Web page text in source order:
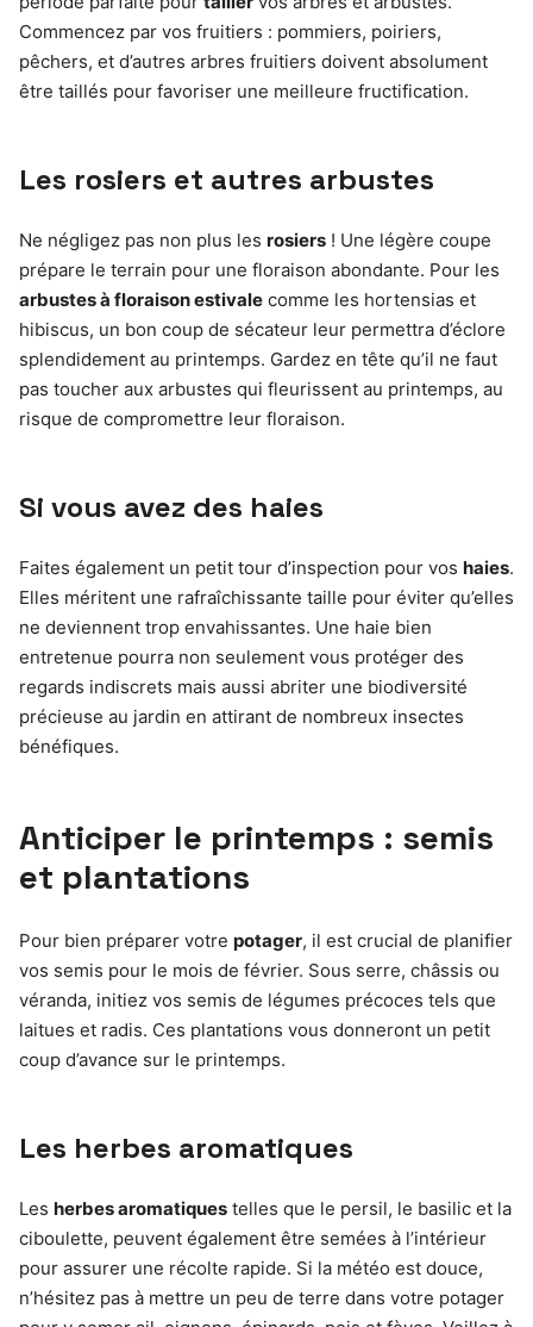
Commencez par vos fruitiers : pommiers, poiriers,
pêchers, et d’autres arbres fruitiers doivent absolument
être taillés pour favoriser une meilleure fructification.
Les rosiers et autres arbustes
Ne négligez pas non plus les rosiers ! Une légère coupe
prépare le terrain pour une floraison abondante. Pour les
arbustes à floraison estivale comme les hortensias et
hibiscus, un bon coup de sécateur leur permettra d’éclore
splendidement au printemps. Gardez en tête qu’il ne faut
pas toucher aux arbustes qui fleurissent au printemps, au
risque de compromettre leur floraison.
Si vous avez des haies
Faites également un petit tour d’inspection pour vos haies.
Elles méritent une rafraîchissante taille pour éviter qu’elles
ne deviennent trop envahissantes. Une haie bien
entretenue pourra non seulement vous protéger des
regards indiscrets mais aussi abriter une biodiversité
précieuse au jardin en attirant de nombreux insectes
bénéfiques.
Anticiper le printemps : semis
et plantations
Pour bien préparer votre potager, il est crucial de planifier
vos semis pour le mois de février. Sous serre, châssis ou
véranda, initiez vos semis de légumes précoces tels que
laitues et radis. Ces plantations vous donneront un petit
coup d’avance sur le printemps.
Les herbes aromatiques
Les herbes aromatiques telles que le persil, le basilic et la
ciboulette, peuvent également être semées à l’intérieur
pour assurer une récolte rapide. Si la météo est douce,
n’hésitez pas à mettre un peu de terre dans votre potager